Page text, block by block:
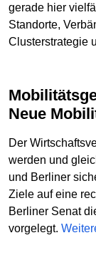
gerade hier
Standorte,
Clusterstrategie
Mobilitätsgesetz: Wirtschaftsverkehr und
Neue
Der
werden und
und Berliner
Ziele auf eine
Berliner Senat
vorgelegt.